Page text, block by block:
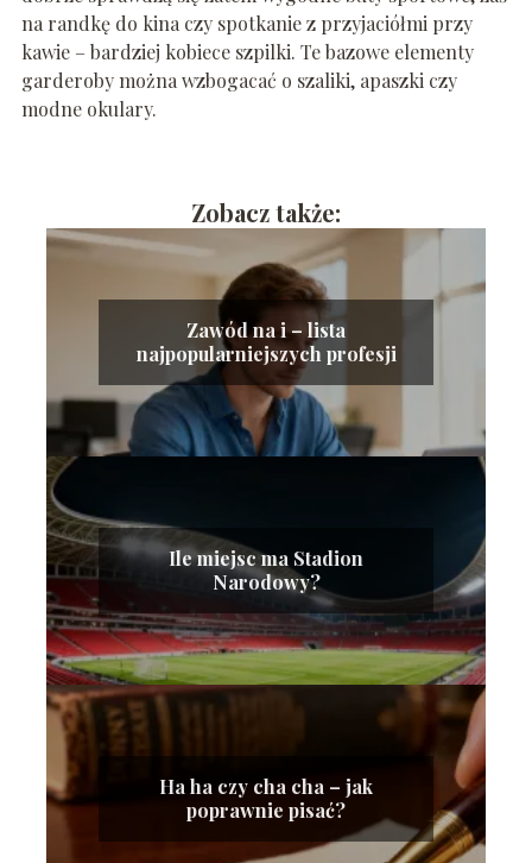
na randkę do kina czy spotkanie z przyjaciółmi przy
kawie – bardziej kobiece szpilki. Te bazowe elementy
garderoby można wzbogacać o szaliki, apaszki czy
modne okulary.
Zobacz także:
Zawód na i – lista
najpopularniejszych profesji
Ile miejsc ma Stadion
Narodowy?
Ha ha czy cha cha – jak
poprawnie pisać?